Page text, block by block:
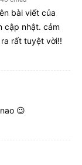
bài viết của
cập nhật. cảm
rất tuyệt vời!!
😉